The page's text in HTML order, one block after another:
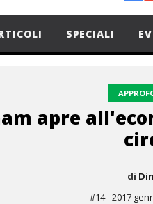
SPECIALI
apre
di
#14 - 2017